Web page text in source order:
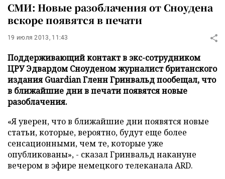
СМИ: Новые разоблачения от Сноудена
вскоре появятся в печати
19 июля 2013, 11:43
Поддерживающий контакт в экс-сотрудником
ЦРУ Эдвардом Сноуденом журналист британского
издания Guardian Гленн Гринвальд пообещал, что
в ближайшие дни в печати появятся новые
разоблачения.
«Я уверен, что в ближайшие дни появятся новые
статьи, которые, вероятно, будут еще более
сенсационными, чем те, которые уже
опубликованы», - сказал Гринвальд накануне
вечером в эфире немецкого телеканала ARD.